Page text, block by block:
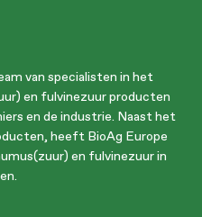
van specialisten in het
en fulvinezuur producten
en de industrie. Naast het
heeft BioAg Europe
en fulvinezuur in